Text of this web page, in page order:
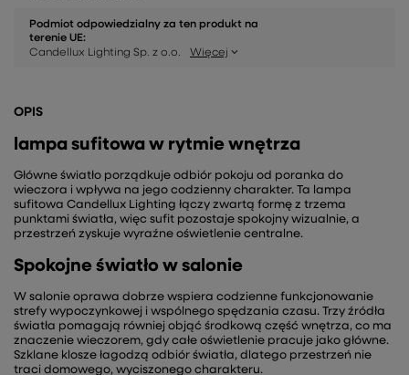
Podmiot odpowiedzialny za ten produkt na
terenie UE:
Candellux Lighting Sp. z o.o.
Więcej
OPIS
lampa sufitowa w rytmie wnętrza
Główne światło porządkuje odbiór pokoju od poranka do
wieczora i wpływa na jego codzienny charakter. Ta lampa
sufitowa Candellux Lighting łączy zwartą formę z trzema
punktami światła, więc sufit pozostaje spokojny wizualnie, a
przestrzeń zyskuje wyraźne oświetlenie centralne.
Spokojne światło w salonie
W salonie oprawa dobrze wspiera codzienne funkcjonowanie
strefy wypoczynkowej i wspólnego spędzania czasu. Trzy źródła
światła pomagają równiej objąć środkową część wnętrza, co ma
znaczenie wieczorem, gdy całe oświetlenie pracuje jako główne.
Szklane klosze łagodzą odbiór światła, dlatego przestrzeń nie
traci domowego, wyciszonego charakteru.